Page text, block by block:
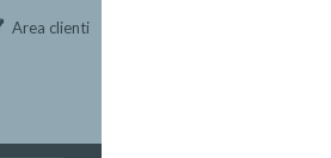
Area clienti